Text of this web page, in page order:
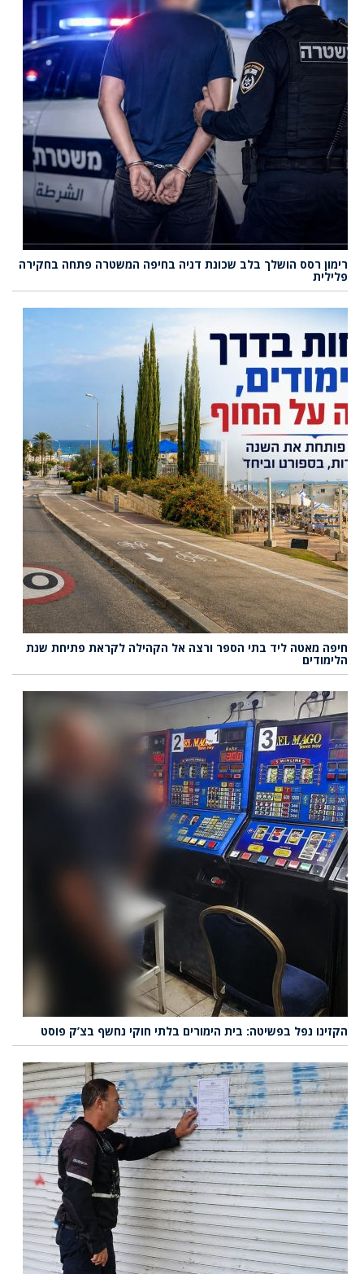
רימון רסס הושלך בלב שכונת דניה בחיפה המשטרה פתחה בחקירה
פלילית
חיפה מאטה ליד בתי הספר ורצה אל הקהילה לקראת פתיחת שנת
הלימודים
הקזינו נפל בפשיטה: בית הימורים בלתי חוקי נחשף בצ’ק פוסט